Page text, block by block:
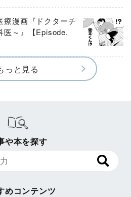
漫画『ドクターチ
医～』【Episode.
っと見る
や本を探す
めコンテンツ